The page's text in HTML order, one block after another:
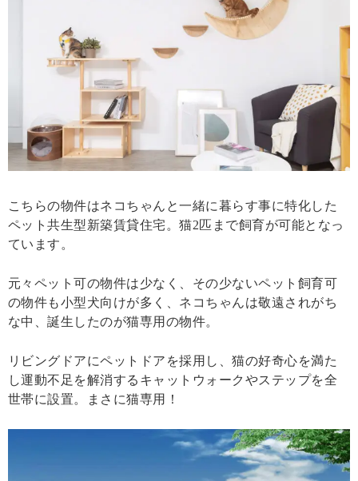
こちらの物件はネコちゃんと一緒に暮らす事に特化した
ペット共生型新築賃貸住宅。猫2匹まで飼育が可能となっ
ています。
元々ペット可の物件は少なく、その少ないペット飼育可
の物件も小型犬向けが多く、ネコちゃんは敬遠されがち
な中、誕生したのが猫専用の物件。
リビングドアにペットドアを採用し、猫の好奇心を満た
し運動不足を解消するキャットウォークやステップを全
世帯に設置。まさに猫専用！